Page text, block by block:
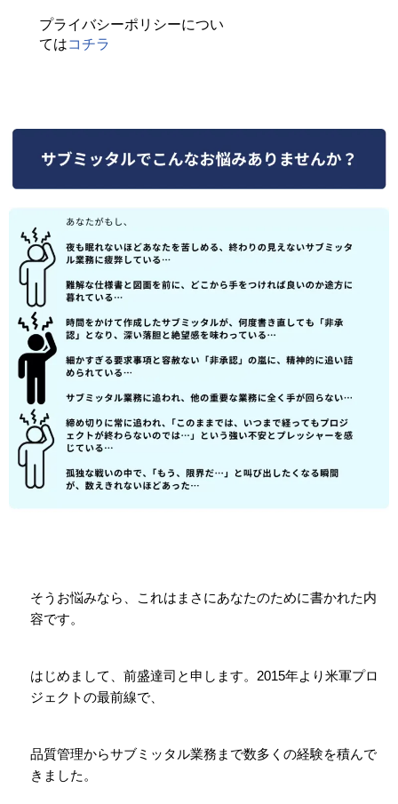
プライバシーポリシーについ
てはコチラ
そうお悩みなら、これはまさにあなたのために書かれた内
容です。
はじめまして、前盛達司と申します。 2015年より米軍プロ
ジェクトの最前線で、
品質管理からサブミッタル業務まで数多くの経験を積んで
きました。